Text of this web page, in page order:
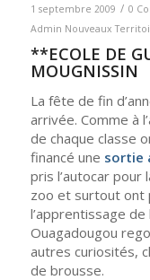
1 septembre 2009 / 0
Admin Nouveaux
**ECOLE DE
MOUGNISSIN
La fête de fin
arrivée. Comme à
de chaque classe
financé une sortie
pris l’autocar pour
zoo et surtout ont
l’apprentissage
Ouagadougou
autres curiosités,
de brousse.